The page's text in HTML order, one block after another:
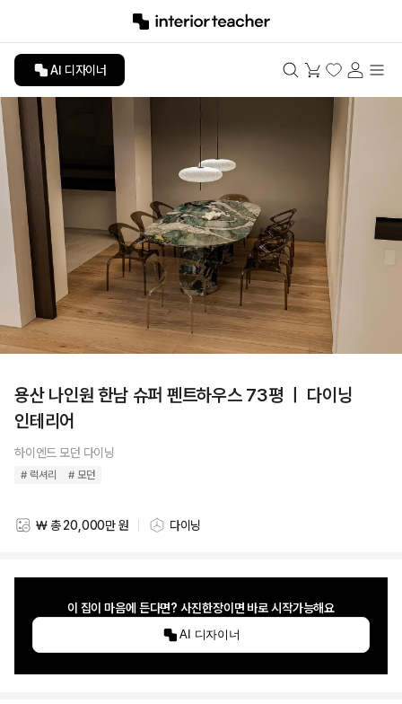
AI 디자이너
용산 나인원 한남 슈퍼 펜트하우스 73평 ㅣ 다이닝
인테리어
하이엔드 모던 다이닝
# 럭셔리 # 모던
스타일링 비용
₩ 총 20,000만 원 스타일링 공간
다이닝
이 집이 마음에 든다면? 사진한장이면 바로 시작가능해요
AI 디자이너